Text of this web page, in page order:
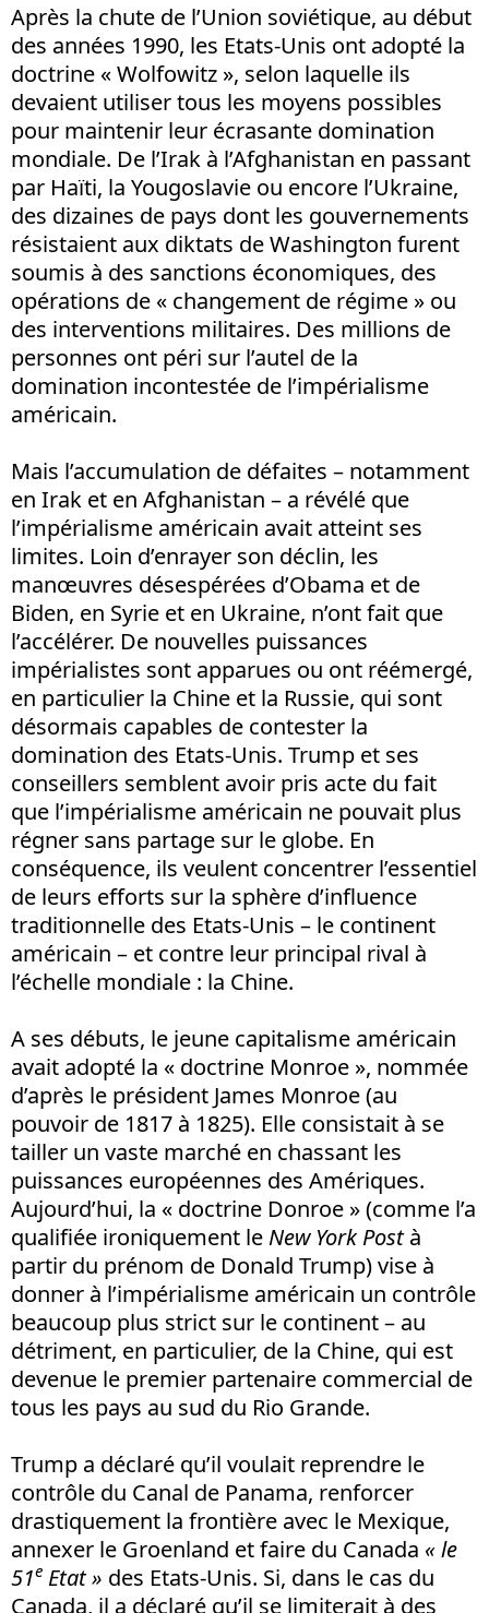
Après la chute de l’Union soviétique, au début
des années 1990, les Etats-Unis ont adopté la
doctrine « Wolfowitz », selon laquelle ils
devaient utiliser tous les moyens possibles
pour maintenir leur écrasante domination
mondiale. De l’Irak à l’Afghanistan en passant
par Haïti, la Yougoslavie ou encore l’Ukraine,
des dizaines de pays dont les gouvernements
résistaient aux diktats de Washington furent
soumis à des sanctions économiques, des
opérations de « changement de régime » ou
des interventions militaires. Des millions de
personnes ont péri sur l’autel de la
domination incontestée de l’impérialisme
américain.
Mais l’accumulation de défaites – notamment
en Irak et en Afghanistan – a révélé que
l’impérialisme américain avait atteint ses
limites. Loin d’enrayer son déclin, les
manœuvres désespérées d’Obama et de
Biden, en Syrie et en Ukraine, n’ont fait que
l’accélérer. De nouvelles puissances
impérialistes sont apparues ou ont réémergé,
en particulier la Chine et la Russie, qui sont
désormais capables de contester la
domination des Etats-Unis. Trump et ses
conseillers semblent avoir pris acte du fait
que l’impérialisme américain ne pouvait plus
régner sans partage sur le globe. En
conséquence, ils veulent concentrer l’essentiel
de leurs efforts sur la sphère d’influence
traditionnelle des Etats-Unis – le continent
américain – et contre leur principal rival à
l’échelle mondiale : la Chine.
A ses débuts, le jeune capitalisme américain
avait adopté la « doctrine Monroe », nommée
d’après le président James Monroe (au
pouvoir de 1817 à 1825). Elle consistait à se
tailler un vaste marché en chassant les
puissances européennes des Amériques.
Aujourd’hui, la « doctrine Donroe » (comme l’a
qualifiée ironiquement leNew York Postà
partir du prénom de Donald Trump) vise à
donner à l’impérialisme américain un contrôle
beaucoup plus strict sur le continent – au
détriment, en particulier, de la Chine, qui est
devenue le premier partenaire commercial de
tous les pays au sud du Rio Grande.
Trump a déclaré qu’il voulait reprendre le
contrôle du Canal de Panama, renforcer
drastiquement la frontière avec le Mexique,
annexer le Groenland et faire du Canada « le
51e Etat » des Etats-Unis. Si, dans le cas du
Canada, il a déclaré qu’il se limiterait à des